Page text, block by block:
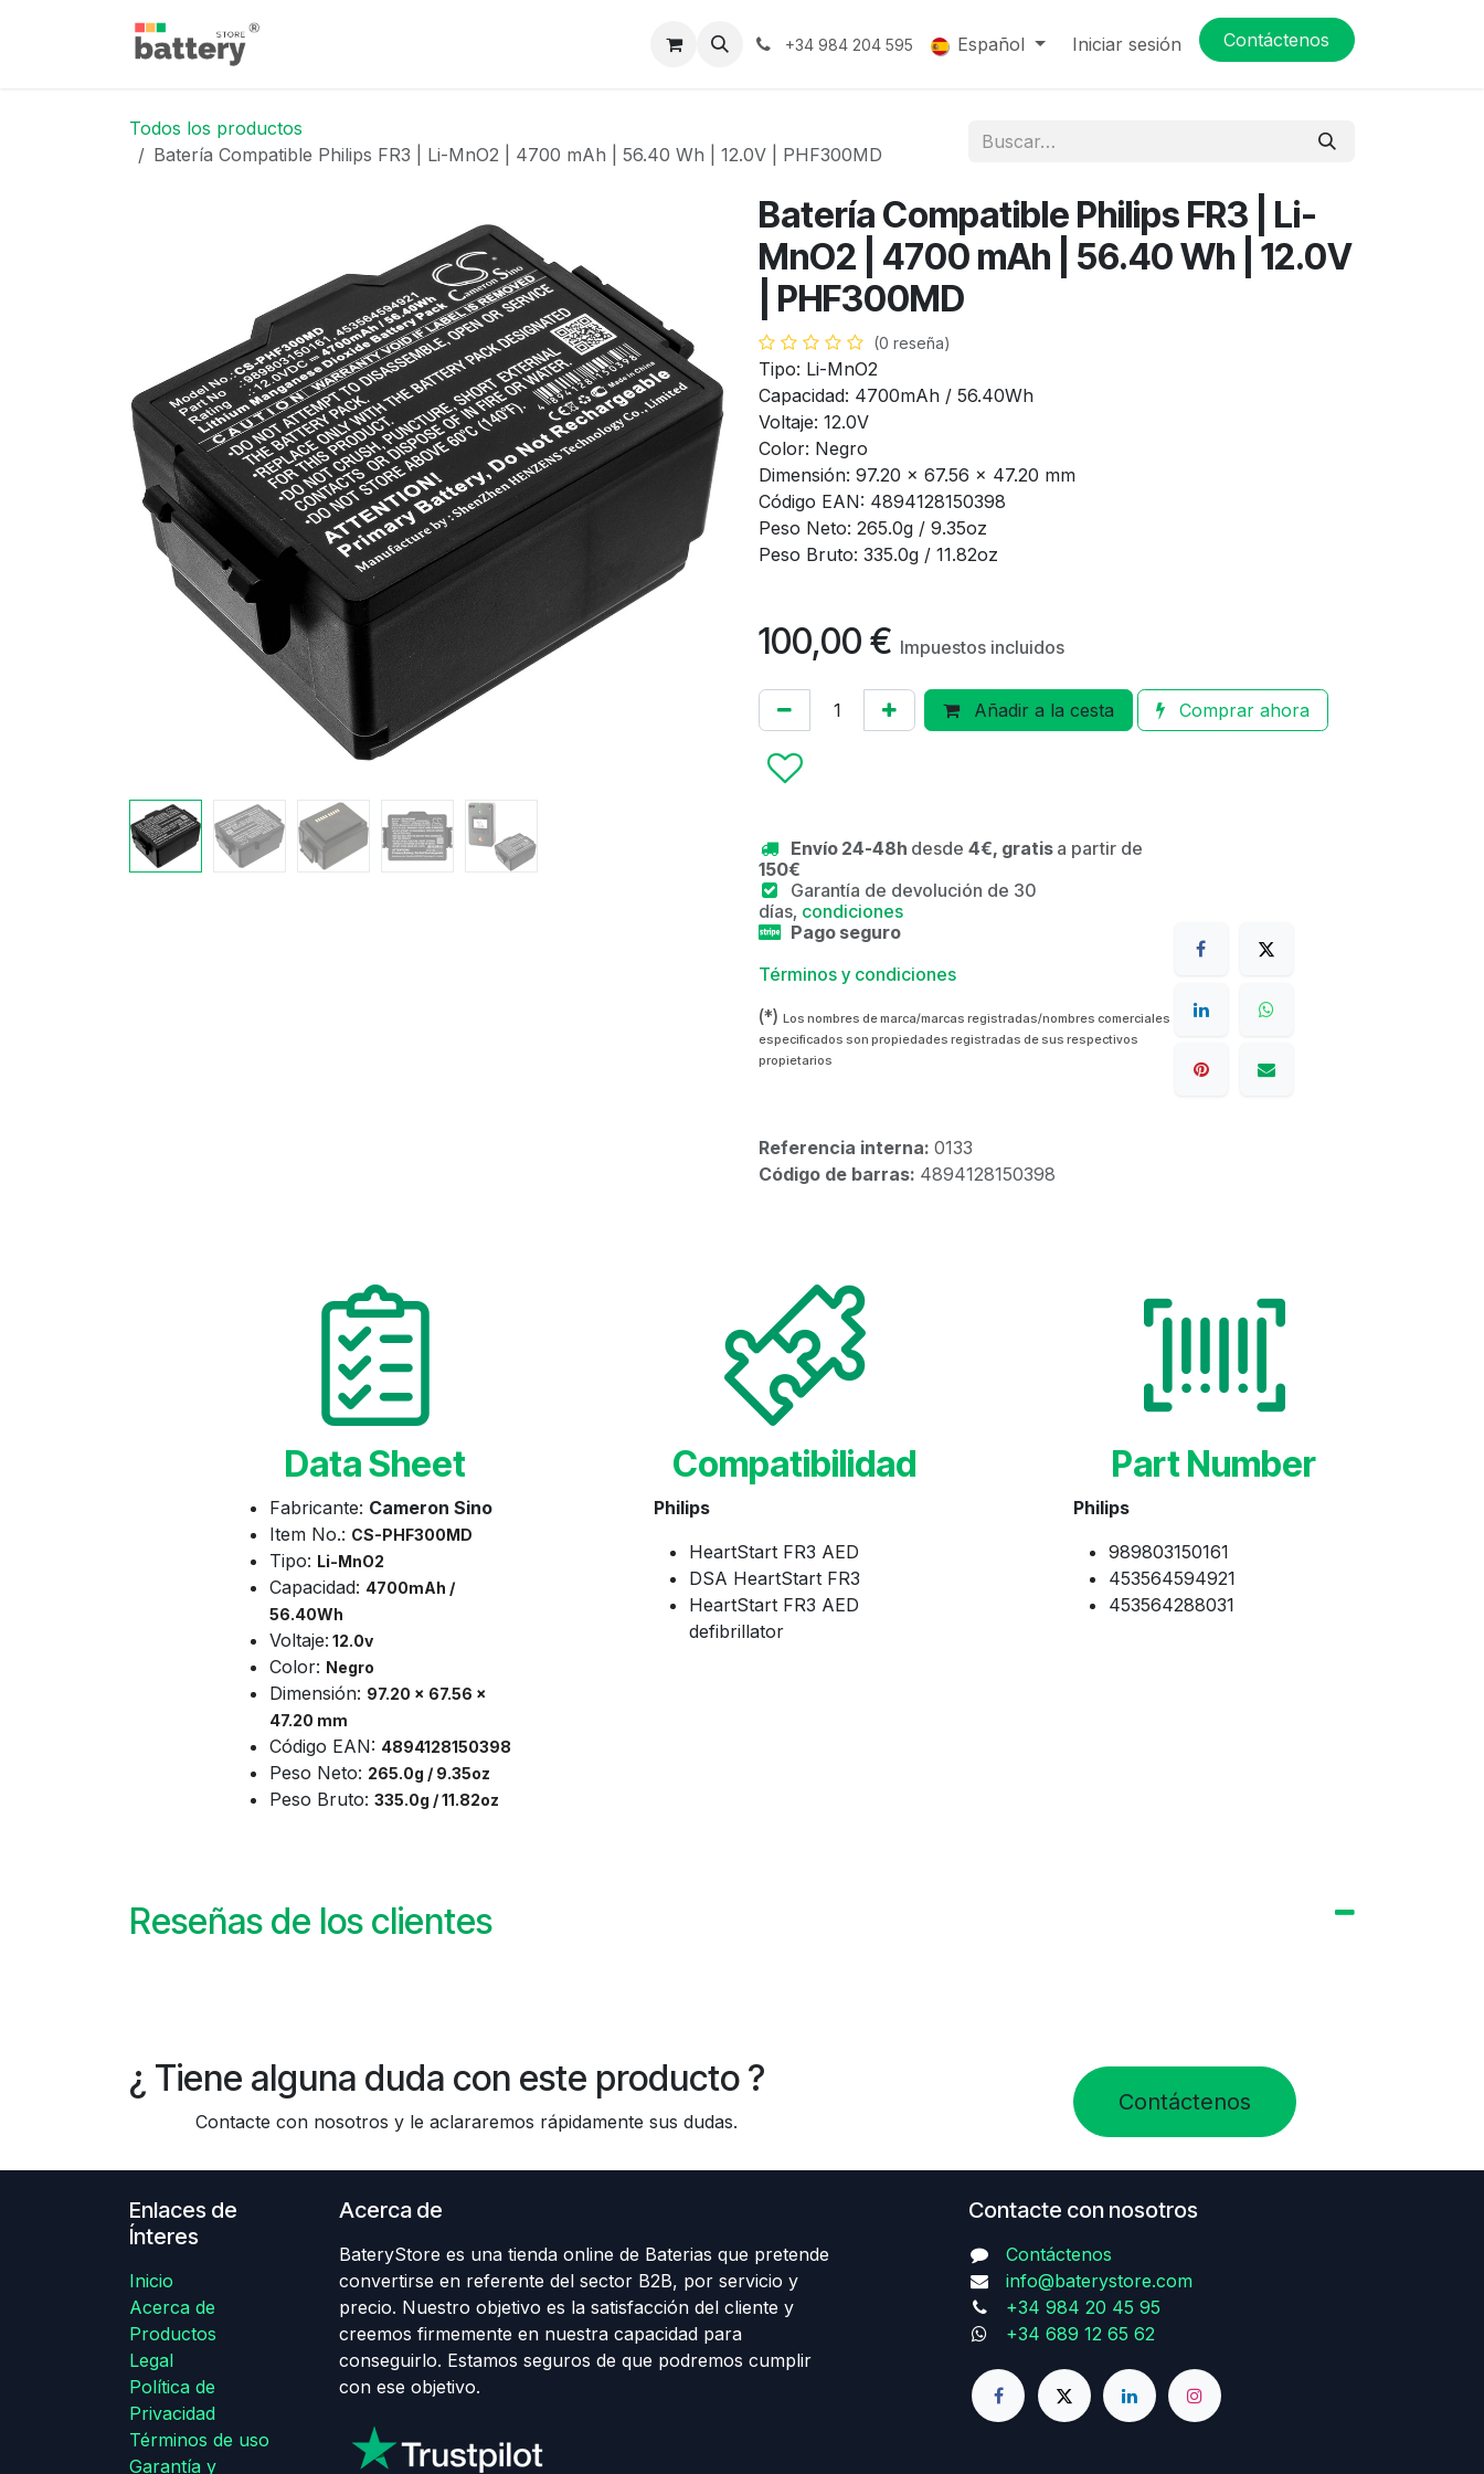
+34 984 204 595 Español Iniciar sesión Contáctenos
Todos los productos
Batería Compatible Philips FR3 | Li-MnO2 | 4700 mAh | 56.40 Wh | 12.0V | PHF300MD
Batería Compatible Philips FR3 | Li-
MnO2 | 4700 mAh | 56.40 Wh | 12.0V
| PHF300MD
(0 reseña)
Tipo: Li-MnO2
Capacidad: 4700mAh / 56.40Wh
Voltaje: 12.0V
Color: Negro
Dimensión: 97.20 x 67.56 x 47.20 mm
Código EAN: 4894128150398
Peso Neto: 265.0g / 9.35oz
Peso Bruto: 335.0g / 11.82oz
100,00 € Impuestos incluidos
Añadir a la cesta Comprar ahora
Envío 24-48h desde 4€, gratis a partir de
150€
Garantía de devolución de 30
días, condiciones
Pago seguro
Términos y condiciones
(*) Los nombres de marca/marcas registradas/nombres comerciales
especificados son propiedades registradas de sus respectivos
propietarios
Referencia interna: 0133
Código de barras: 4894128150398
Data Sheet
Fabricante: Cameron Sino
Item No.: CS-PHF300MD
Tipo: Li-MnO2
Capacidad: 4700mAh /
56.40Wh
Voltaje: 12.0v
Color: Negro
Dimensión: 97.20 x 67.56 x
47.20 mm
Código EAN: 4894128150398
Peso Neto: 265.0g / 9.35oz
Peso Bruto: 335.0g / 11.82oz
Compatibilidad
Philips
HeartStart FR3 AED
DSA HeartStart FR3
HeartStart FR3 AED
defibrillator
Part Number
Philips
989803150161
453564594921
453564288031
Reseñas de los clientes
¿ Tiene alguna duda con este producto ?
Contacte con nosotros y le aclararemos rápidamente sus dudas.
Contáctenos
Enlaces de
Ínteres
Inicio
Acerca de
Productos
Legal
Política de
Privacidad
Términos de uso
Garantía y
Acerca de
BateryStore es una tienda online de Baterias que pretende
convertirse en referente del sector B2B, por servicio y
precio. Nuestro objetivo es la satisfacción del cliente y
creemos firmemente en nuestra capacidad para
conseguirlo. Estamos seguros de que podremos cumplir
con ese objetivo.
Contacte con nosotros
Contáctenos
info@baterystore.com
+34 984 20 45 95
+34 689 12 65 62